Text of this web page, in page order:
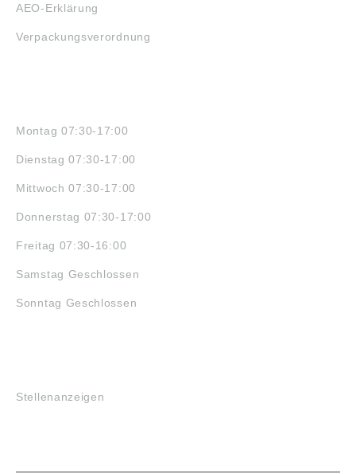
AEO-Erklärung
Verpackungsverordnung
Montag 07:30-17:00
Dienstag 07:30-17:00
Mittwoch 07:30-17:00
Donnerstag 07:30-17:00
Freitag 07:30-16:00
Samstag Geschlossen
Sonntag Geschlossen
Stellenanzeigen